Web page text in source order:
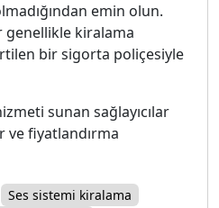
emin olun.
genellikle kiralama
bir sigorta poliçesiyle
sunan sağlayıcılar
ve fiyatlandırma
Ses sistemi kiralama